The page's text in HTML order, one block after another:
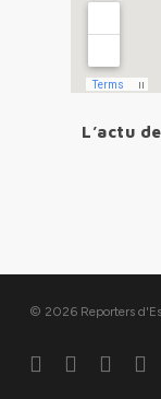
L’actu
© 2026 Reporters
twitter facebooklinkedin